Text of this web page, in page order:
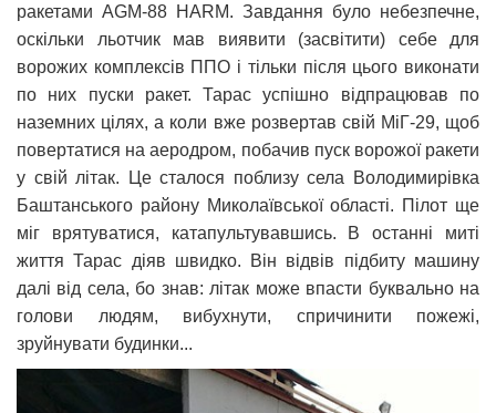
ракетами AGM-88 HARM. Завдання було небезпечне,
оскільки льотчик мав виявити (засвітити) себе для
ворожих комплексів ППО і тільки після цього виконати
по них пуски ракет. Тарас успішно відпрацював по
наземних цілях, а коли вже розвертав свій МіГ-29, щоб
повертатися на аеродром, побачив пуск ворожої ракети
у свій літак. Це сталося поблизу села Володимирівка
Баштанського району Миколаївської області. Пілот ще
міг врятуватися, катапультувавшись. В останні миті
життя Тарас діяв швидко. Він відвів підбиту машину
далі від села, бо знав: літак може впасти буквально на
голови людям, вибухнути, спричинити пожежі,
зруйнувати будинки...